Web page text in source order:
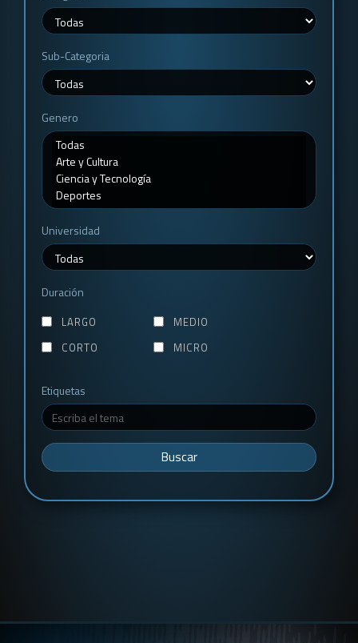
Sub-Categoria
Genero
Universidad
Duración
LARGO
MEDIO
CORTO
MICRO
Etiquetas
Buscar